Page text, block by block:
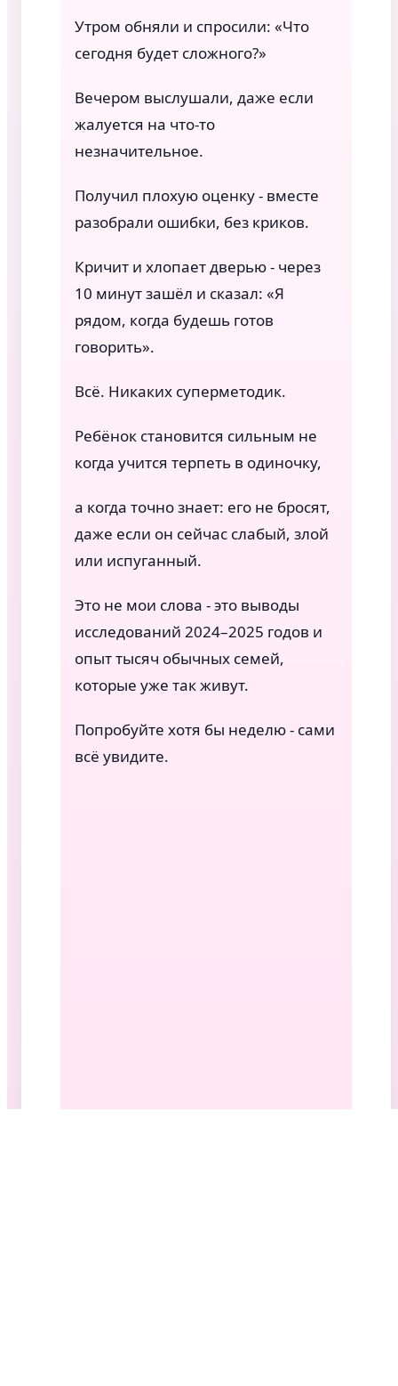
Утром обняли и спросили: «Что
сегодня будет сложного?»
Вечером выслушали, даже если
жалуется на что-то
незначительное.
Получил плохую оценку - вместе
разобрали ошибки, без криков.
Кричит и хлопает дверью - через
10 минут зашёл и сказал: «Я
рядом, когда будешь готов
говорить».
Всё. Никаких суперметодик.
Ребёнок становится сильным не
когда учится терпеть в одиночку,
а когда точно знает: его не бросят,
даже если он сейчас слабый, злой
или испуганный.
Это не мои слова - это выводы
исследований 2024–2025 годов и
опыт тысяч обычных семей,
которые уже так живут.
Попробуйте хотя бы неделю - сами
всё увидите.